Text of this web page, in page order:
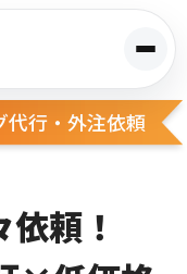
メ
代行・外注依頼
頼！